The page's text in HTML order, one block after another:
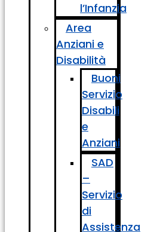
l’Infanzia
Area
Anziani e
Disabilità
Buoni
Servizio
Disabili
e
Anziani
SAD
–
Servizio
di
Assistenza